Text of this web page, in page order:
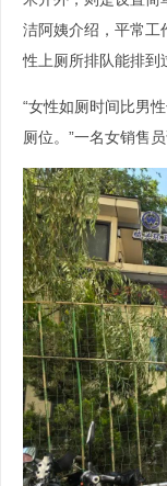
洁阿姨介绍，平常工
性上厕所排队能排到
“女性如厕时间比男
厕位。”一名女销售员